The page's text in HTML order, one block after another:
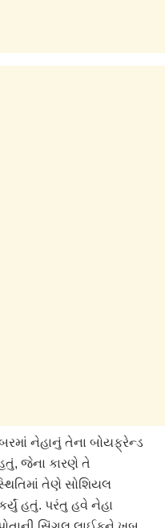
નેહાનું તેના બોયફ્રેન્ડ
જેના કારણે તે
તેણે સોશિયલ
હતું. પરંતુ હવે નેહા